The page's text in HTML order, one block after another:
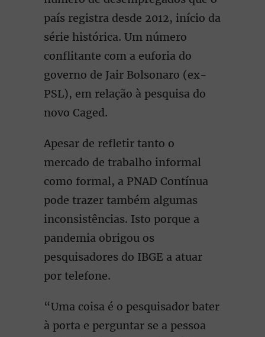
país registra desde 2012, início da
série histórica. Um número
conflitante com a euforia do
governo de Jair Bolsonaro (ex-
PSL), em relação à pesquisa do
novo Caged.
Apesar de refletir tanto o
mercado de trabalho informal
como formal, a PNAD Contínua
pode trazer também algumas
inconsistências. Isto porque a
pandemia obrigou os
pesquisadores do IBGE a atuar
por telefone.
“Uma coisa é o pesquisador bater
à porta e perguntar se a pessoa